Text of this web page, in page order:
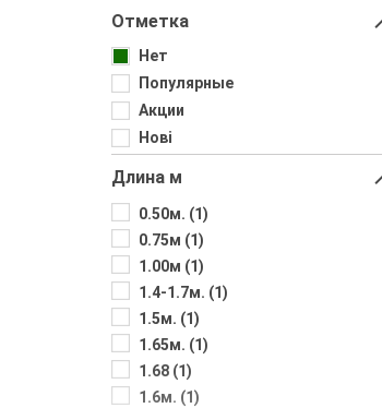
Поводковый материал
Аксессуары для монтажа
Крючки фидерные
Джиг-ріг
Fanatik
Fisher Club
Отметка
Нет
Популярные
Акции
Нові
Длина м
0.50м. (1)
0.75м (1)
1.00м (1)
1.4-1.7м. (1)
1.5м. (1)
1.65м. (1)
1.68 (1)
1.6м. (1)